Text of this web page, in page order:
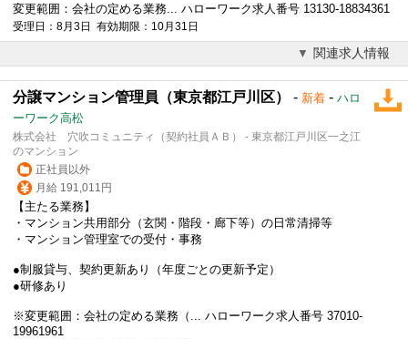
変更範囲：会社の定める業務... ハローワーク求人番号 13130-18834361
受理日：8月3日 有効期限：10月31日
関連求人情報
分譲マンション管理員（東京都江戸川区） - 新着 - ハロ
ーワーク高松
株式会社 穴吹コミュニティ（契約社員ＡＢ） - 東京都江戸川区一之江
のマンション
正社員以外
月給 191,011円
【主たる業務】
・マンション共用部分（玄関・階段・廊下等）の日常清掃等
・マンション管理室での受付 ・事務
●制服貸与、契約更新あり（年度ごとの更新予定）
●研修あり
※変更範囲：会社の定める業務（... ハローワーク求人番号 37010-
19961961